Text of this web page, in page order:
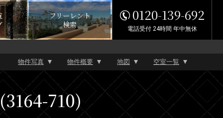
フリーレント
検索
0120-139-692
電話受付 24時間 年中無休
物件写真 物件概要 地図 空室一覧
710)